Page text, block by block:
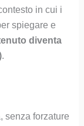
in cui i
spiegare e
diventa
.
senza forzature